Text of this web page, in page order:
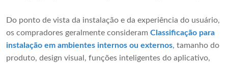
Do ponto de vista da instalação e da experiência do usuário,
os compradores geralmente consideram Classificação para
instalação em ambientes internos ou externos, tamanho do
produto, design visual, funções inteligentes do aplicativo,